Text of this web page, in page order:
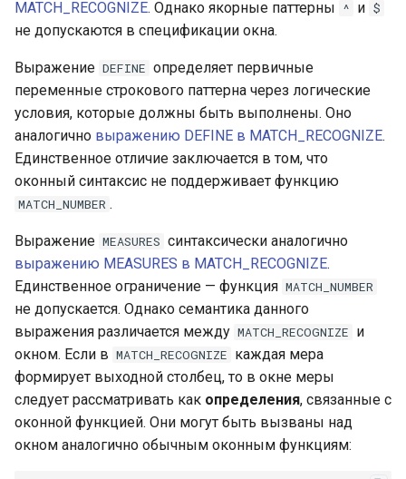
MATCH_RECOGNIZE. Однако якорные паттерны ^ и $
не допускаются в спецификации окна.
Выражение DEFINE определяет первичные
переменные строкового паттерна через логические
условия, которые должны быть выполнены. Оно
аналогично выражению DEFINE в MATCH_RECOGNIZE.
Единственное отличие заключается в том, что
оконный синтаксис не поддерживает функцию
MATCH_NUMBER .
Выражение MEASURES синтаксически аналогично
выражению MEASURES в MATCH_RECOGNIZE.
Единственное ограничение — функция MATCH_NUMBER
не допускается. Однако семантика данного
выражения различается между MATCH_RECOGNIZE и
окном. Если в MATCH_RECOGNIZE каждая мера
формирует выходной столбец, то в окне меры
следует рассматривать как определения, связанные с
оконной функцией. Они могут быть вызваны над
окном аналогично обычным оконным функциям: